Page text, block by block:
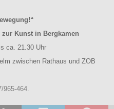
Kunst in Bergkamen
ca. 21.30 Uhr
zwischen Rathaus und ZOB
965-464.